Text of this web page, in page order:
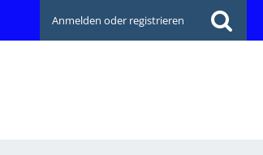
Anmelden oder registrieren